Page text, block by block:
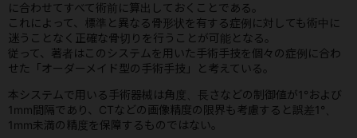
に合わせてすべて術前に算出しておくことである。
これによって、標準と異なる骨形状を有する症例に対しても術中に
迷うことなく正確な骨切りを行うことが可能となる。
従って、著者はこのシステムを用いた手術手技を個々の症例に合わ
せた「オーダーメイド型の手術手技」と考えている。
本システムで用いる手術器械は角度、長さなどの制御値が1°および
1mm間隔であり、CTなどの画像精度の限界も考慮すると誤差1°、
1mm未満の精度を保障するものではない。